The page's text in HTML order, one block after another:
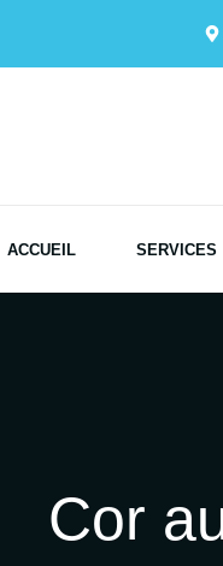
ACCUEIL SERVICES
Cor